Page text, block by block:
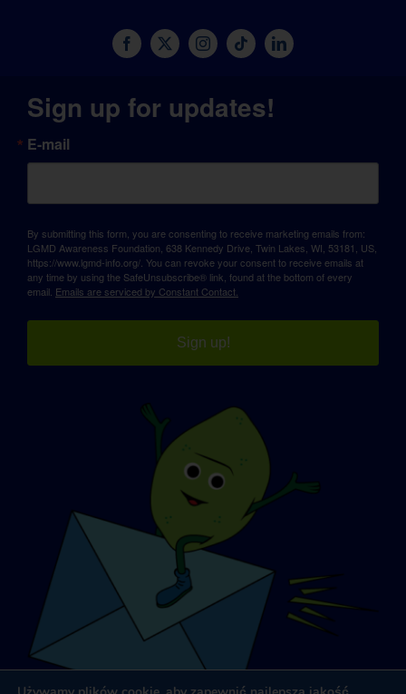
Sign up for updates!
E-mail
By submitting this form, you are consenting to receive marketing emails from:
LGMD Awareness Foundation, 638 Kennedy Drive, Twin Lakes, WI, 53181, US,
https://www.lgmd-info.org/. You can revoke your consent to receive emails at
any time by using the SafeUnsubscribe® link, found at the bottom of every
email. Emails are serviced by Constant Contact.
Sign up!